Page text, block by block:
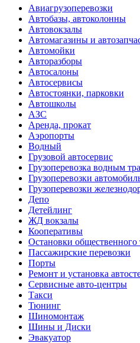
Авиагрузоперевозки
Автобазы, автоколонны
Автовокзалы
Автомагазины и
Автомойки
Авторазборы
Автосалоны
Автосервисы
Автостоянки, парковки
Автошколы
АЗС
Аренда, прокат
Аэропорты
Водный
Грузовой автосервис
Грузоперевозка водным
Грузоперевозки
Грузоперевозки
Депо
Детейлинг
ЖД вокзалы
Кооперативы
Остановки общественного
Пассажирские перевозки
Порты
Ремонт и установка
Сервисные авто-центры
Такси
Тюнинг
Шиномонтаж
Шины и Диски
Эвакуатор